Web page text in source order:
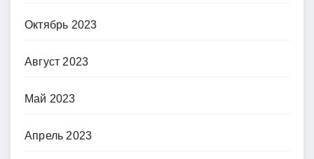
Октябрь 2023
Август 2023
Май 2023
Апрель 2023